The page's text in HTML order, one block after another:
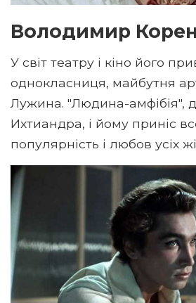
Володимир
У світ театру і кіно його
однокласниця, майбутня
Лужина. "Людина-амфібія",
Ихтиандра, і йому приніс
популярність і любов усіх